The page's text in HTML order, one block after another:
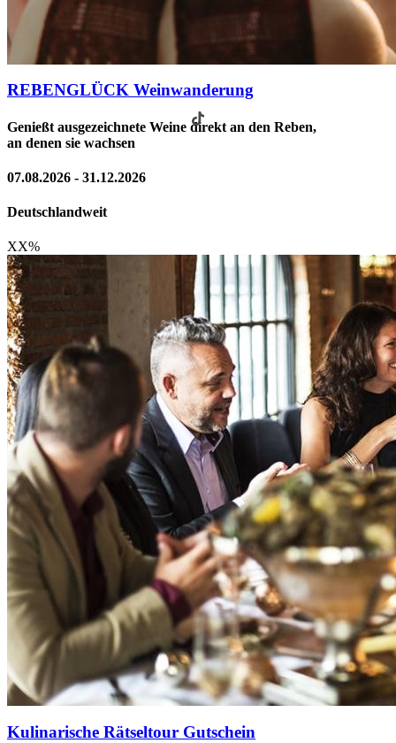
REBENGLÜCK Weinwanderung
Genießt ausgezeichnete Weine direkt an den Reben,
an denen sie wachsen
07.08.2026 - 31.12.2026
Deutschlandweit
XX%
Kulinarische Rätseltour Gutschein